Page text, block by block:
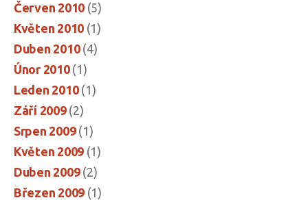
Červen 2010 (5)
Květen 2010 (1)
Duben 2010(4)
Únor 2010(1)
Leden 2010(1)
Září 2009(2)
Srpen 2009(1)
Květen 2009 (1)
Duben 2009(2)
Březen 2009 (1)